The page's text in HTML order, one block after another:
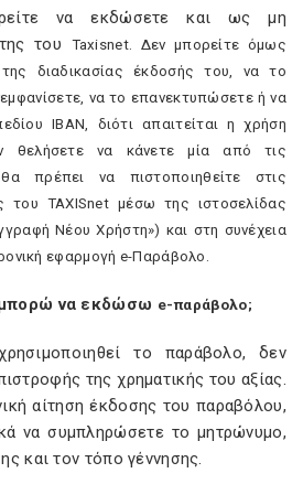
να εκδώσετε και ως μη
του
Taxisnet. Δεν μπορείτε όμως
διαδικασίας έκδοσής του, να το
να το επανεκτυπώσετε ή να
ΙΒΑΝ, διότι απαιτείται η χρήση
θελήσετε να κάνετε μία από τις
πρέπει να πιστοποιηθείτε στις
του TAXISnet μέσω της ιστοσελίδας
Νέου Χρήστη») και στη συνέχεια
εφαρμογή e-Παράβολο.
να εκδώσω e-παράβολο;
το παράβολο, δεν
της χρηματικής του αξίας.
αίτηση έκδοσης του παραβόλου,
να συμπληρώσετε το μητρώνυμο,
και τον τόπο γέννησης.